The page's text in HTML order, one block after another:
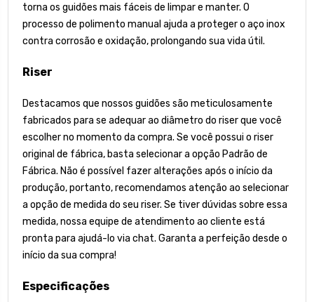
torna os guidões mais fáceis de limpar e manter. O
processo de polimento manual ajuda a proteger o aço inox
contra corrosão e oxidação, prolongando sua vida útil.
Riser
Destacamos que nossos guidões são meticulosamente
fabricados para se adequar ao diâmetro do riser que você
escolher no momento da compra. Se você possui o riser
original de fábrica, basta selecionar a opção Padrão de
Fábrica. Não é possível fazer alterações após o início da
produção, portanto, recomendamos atenção ao selecionar
a opção de medida do seu riser. Se tiver dúvidas sobre essa
medida, nossa equipe de atendimento ao cliente está
pronta para ajudá-lo via chat. Garanta a perfeição desde o
início da sua compra!
Especificações